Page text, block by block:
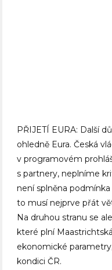
PŘIJETÍ EURA: Další
ohledně Eura. Česká
v programovém
s partnery, neplníme
není splněna
to musí nejprve přát
Na druhou stranu se
které plní
ekonomické
kondici ČR.